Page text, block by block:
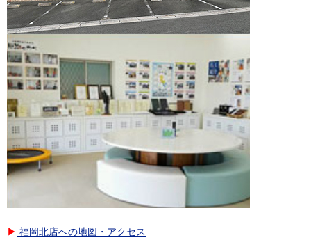
▶ 福岡北店への地図・アクセス